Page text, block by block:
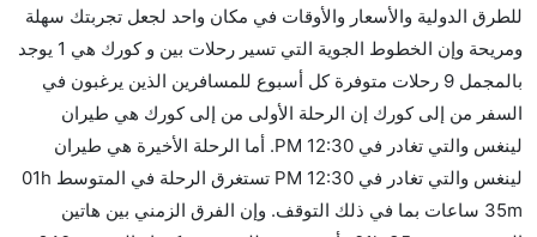
هل توفر شركات الطيران مساحة إضافية للنوم؟
كثير من خطوط طيران درجة رجال الأعمال توفر مساحة
إضافية للنوم.
هل يمكنني حمل طعامي الخاص؟
نعم، يمكنك حمل طعامك الخاص، و لكن يجب أن يكون معبئا
بشكل جيد.
للطرق الدولية والأسعار والأوقات في مكان واحد لجعل تجربتك سهلة
ومريحة وإن الخطوط الجوية التي تسير رحلات بين و كورك هي 1 يوجد
بالمجمل 9 رحلات متوفرة كل أسبوع للمسافرين الذين يرغبون في
السفر من إلى كورك إن الرحلة الأولى من إلى كورك هي طيران
لينغس والتي تغادر في 12:30 PM. أما الرحلة الأخيرة هي طيران
لينغس والتي تغادر في 12:30 PM تستغرق الرحلة في المتوسط 01h
35m ساعات بما في ذلك التوقف. وإن الفرق الزمني بين هاتين